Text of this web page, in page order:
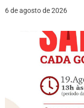
6 de agosto de 2026